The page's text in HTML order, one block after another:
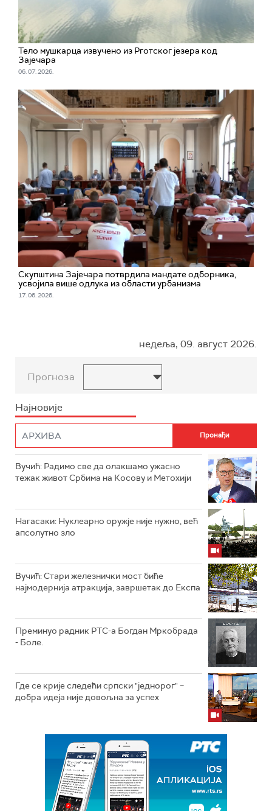
Тело мушкарца извучено из Рготског језера код
Зајечара
06. 07. 2026.
Скупштина Зајечара потврдила мандате одборника,
усвојила више одлука из области урбанизма
17. 06. 2026.
недеља, 09. август 2026.
Прогноза
Најновије
Вучић: Радимо све да олакшамо ужасно
тежак живот Србима на Косову и Метохији
Нагасаки: Нуклеарно оружје није нужно, већ
апсолутно зло
Вучић: Стари железнички мост биће
најмодернија атракција, завршетак до Експа
Преминуо радник РТС-а Богдан Мркобрада
- Боле.
Где се крије следећи српски "једнорог" –
добра идеја није довољна за успех